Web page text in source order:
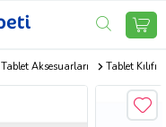
Tablet Aksesuarları Tablet Kılıfı